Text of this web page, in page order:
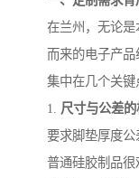
在兰州，无论
而来的电子产
集中在几个关键
1. 尺寸与公差
要求脚垫厚度
普通硅胶制品